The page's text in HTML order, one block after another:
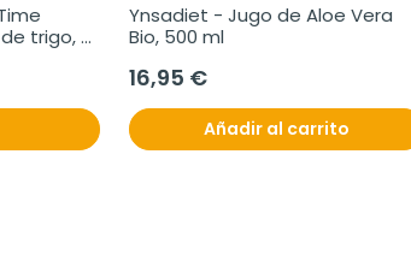
trigo,
Ynsadiet - Jugo de Aloe Vera
Bio, 500 ml
16,95 €
Añadir al carrito